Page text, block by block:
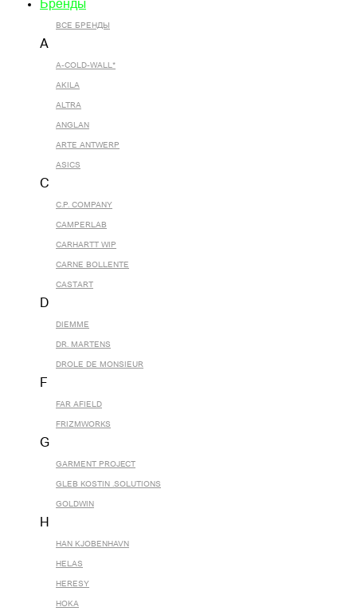
Бренды
ВСЕ БРЕНДЫ
A
A-COLD-WALL*
AKILA
ALTRA
ANGLAN
ARTE ANTWERP
ASICS
C
C.P. COMPANY
CAMPERLAB
CARHARTT WIP
CARNE BOLLENTE
CASTART
D
DIEMME
DR. MARTENS
DROLE DE MONSIEUR
F
FAR AFIELD
FRIZMWORKS
G
GARMENT PROJECT
GLEB KOSTIN .SOLUTIONS
GOLDWIN
H
HAN KJOBENHAVN
HELAS
HERESY
HOKA